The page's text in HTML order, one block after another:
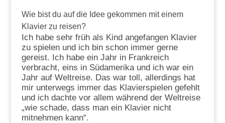
Wie bist du auf die Idee gekommen mit einem
Klavier zu reisen?
Ich habe sehr früh als Kind angefangen Klavier
zu spielen und ich bin schon immer gerne
gereist. Ich habe ein Jahr in Frankreich
verbracht, eins in Südamerika und ich war ein
Jahr auf Weltreise. Das war toll, allerdings hat
mir unterwegs immer das Klavierspielen gefehlt
und ich dachte vor allem während der Weltreise
„wie schade, dass man ein Klavier nicht
mitnehmen kann“.